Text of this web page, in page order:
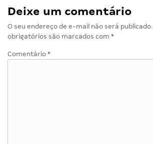
Deixe um comentário
O seu endereço de e-mail não será publicado.
obrigatórios são marcados com *
Comentário *